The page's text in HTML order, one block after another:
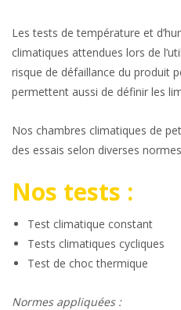
Les tests de température et
climatiques attendues lors de
risque de défaillance du produit
permettent aussi de définir les
Nos chambres climatiques de
des essais selon diverses
Nos tests :
Test climatique constant
Tests climatiques cycliques
Test de choc thermique
Normes appliquées :